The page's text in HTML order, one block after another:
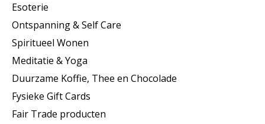
Esoterie
Ontspanning & Self Care
Spiritueel Wonen
Meditatie & Yoga
Duurzame Koffie, Thee en Chocolade
Fysieke Gift Cards
Fair Trade producten